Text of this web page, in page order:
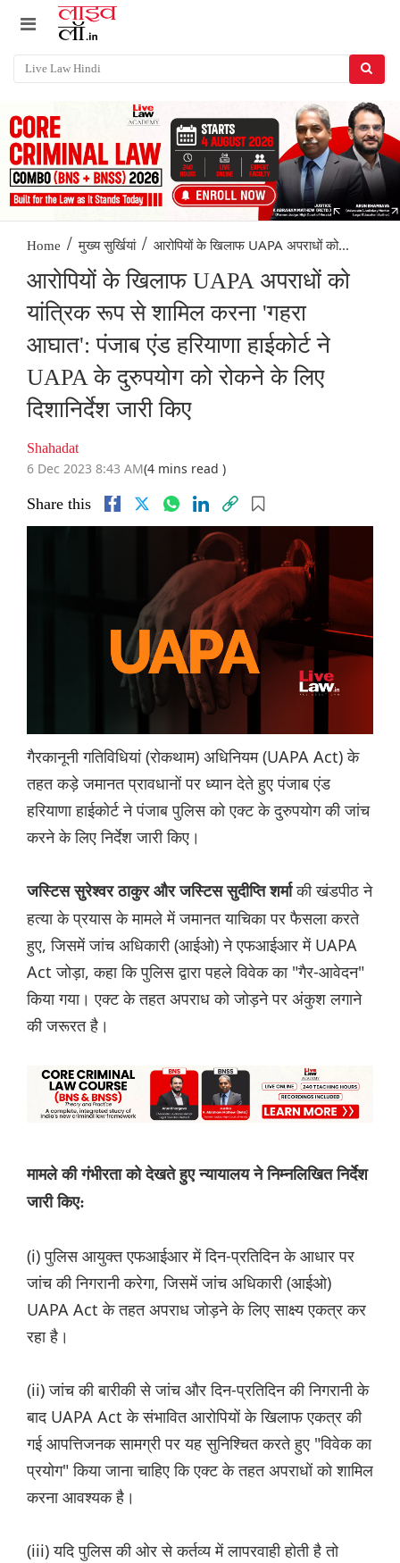
Home / मुख्य सुर्खियां / आरोपियों के खिलाफ UAPA अपराधों को...
आरोपियों के खिलाफ UAPA अपराधों को
यांत्रिक रूप से शामिल करना 'गहरा
आघात': पंजाब एंड हरियाणा हाईकोर्ट ने
UAPA के दुरुपयोग को रोकने के लिए
दिशानिर्देश जारी किए
Shahadat
6 Dec 2023 8:43 AM(4 mins read )
Share this
गैरकानूनी गतिविधियां (रोकथाम) अधिनियम (UAPA Act) के
तहत कड़े जमानत प्रावधानों पर ध्यान देते हुए पंजाब एंड
हरियाणा हाईकोर्ट ने पंजाब पुलिस को एक्ट के दुरुपयोग की जांच
करने के लिए निर्देश जारी किए।
जस्टिस सुरेश्वर ठाकुर और जस्टिस सुदीप्ति शर्माकी खंडपीठ ने
हत्या के प्रयास के मामले में जमानत याचिका पर फैसला करते
हुए, जिसमें जांच अधिकारी (आईओ) ने एफआईआर में UAPA
Act जोड़ा, कहा कि पुलिस द्वारा पहले विवेक का "गैर-आवेदन"
किया गया। एक्ट के तहत अपराध को जोड़ने पर अंकुश लगाने
की जरूरत है।
मामले की गंभीरता को देखते हुए न्यायालय ने निम्नलिखित निर्देश
जारी किए:
(i) पुलिस आयुक्त एफआईआर में दिन-प्रतिदिन के आधार पर
जांच की निगरानी करेगा, जिसमें जांच अधिकारी (आईओ)
UAPA Act के तहत अपराध जोड़ने के लिए साक्ष्य एकत्र कर
रहा है।
(ii) जांच की बारीकी से जांच और दिन-प्रतिदिन की निगरानी के
बाद UAPA Act के संभावित आरोपियों के खिलाफ एकत्र की
गई आपत्तिजनक सामग्री पर यह सुनिश्चित करते हुए "विवेक का
प्रयोग" किया जाना चाहिए कि एक्ट के तहत अपराधों को शामिल
करना आवश्यक है।
(iii) यदि पुलिस की ओर से कर्तव्य में लापरवाही होती है तो